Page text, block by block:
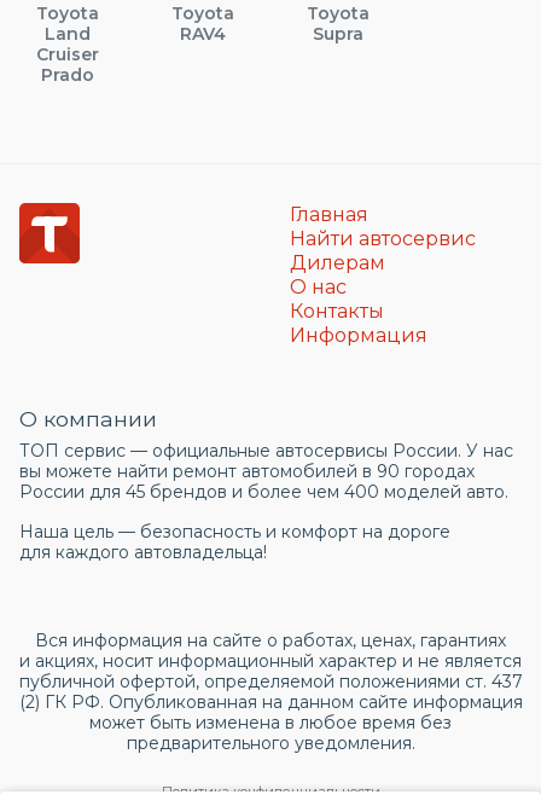
Toyota
Land
Cruiser
Prado
Toyota
RAV4
Toyota
Supra
Главная
Найти автосервис
Дилерам
О нас
Контакты
Информация
О компании
ТОП сервис — официальные автосервисы России. У нас
вы можете найти ремонт автомобилей в 90 городах
России для 45 брендов и более чем 400 моделей авто.
Наша цель — безопасность и комфорт на дороге
для каждого автовладельца!
Вся информация на сайте о работах, ценах, гарантиях
и акциях, носит информационный характер и не является
публичной офертой, определяемой положениями ст. 437
(2) ГК РФ. Опубликованная на данном сайте информация
может быть изменена в любое время без
предварительного уведомления.
Политика конфиденциальности